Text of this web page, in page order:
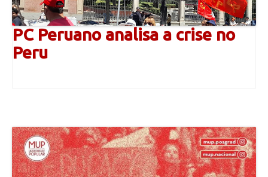
PC Peruano analisa a crise no
Peru